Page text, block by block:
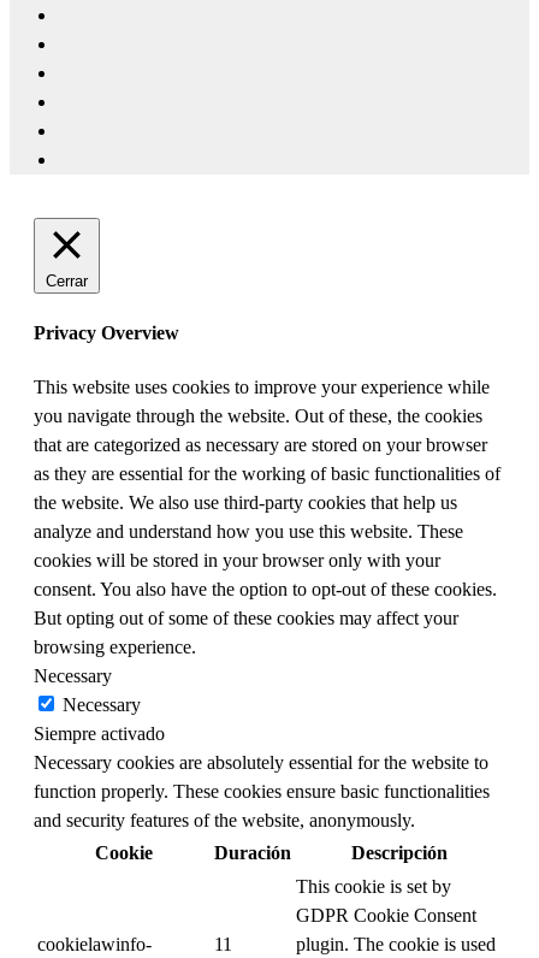
Cerrar
Privacy Overview
This website uses cookies to improve your experience while
you navigate through the website. Out of these, the cookies
that are categorized as necessary are stored on your browser
as they are essential for the working of basic functionalities of
the website. We also use third-party cookies that help us
analyze and understand how you use this website. These
cookies will be stored in your browser only with your
consent. You also have the option to opt-out of these cookies.
But opting out of some of these cookies may affect your
browsing experience.
Necessary
Necessary
Siempre activado
Necessary cookies are absolutely essential for the website to
function properly. These cookies ensure basic functionalities
and security features of the website, anonymously.
Cookie
Duración Descripción
cookielawinfo- 11
This cookie is set by
GDPR Cookie Consent
plugin. The cookie is used